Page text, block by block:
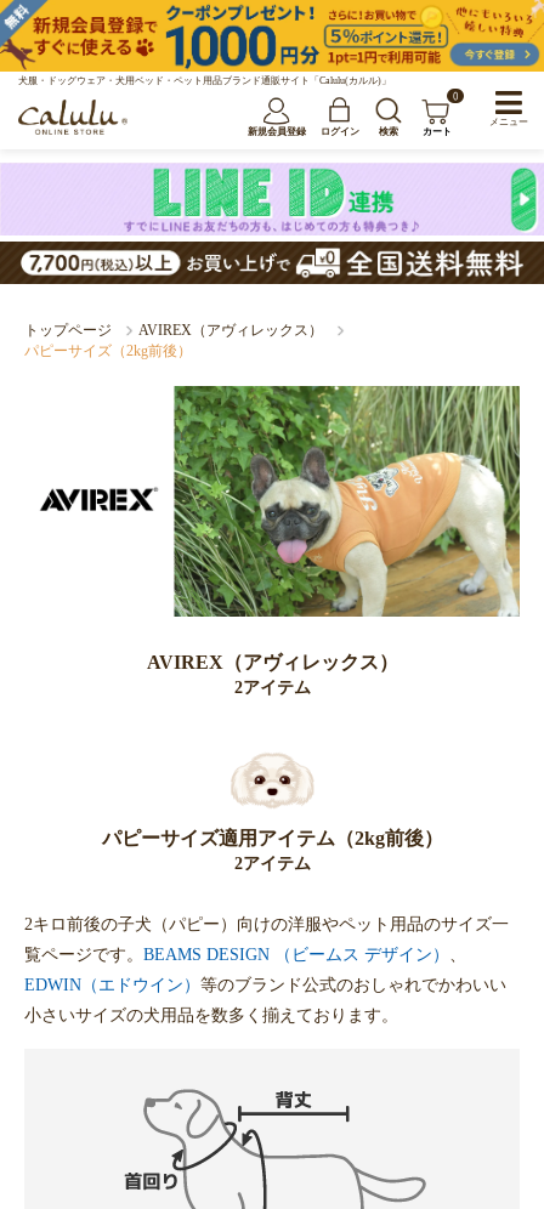
犬服・ドッグウェア・犬用ベッド・ペット用品ブランド通販サイト「Calulu(カルル)」
新規会員登録 ログイン 検索
0
カート
トップページ
AVIREX（アヴィレックス）
パピーサイズ（2kg前後）
AVIREX（アヴィレックス）
2アイテム
パピーサイズ適用アイテム（2kg前後）
2アイテム
2キロ前後の子犬（パピー）向けの洋服やペット用品のサイズ一
覧ページです。 BEAMS DESIGN （ビームス デザイン）
EDWIN（エドウイン） 等のブランド公式のおしゃれでかわいい
小さいサイズの犬用品を数多く揃えております。
メニュー